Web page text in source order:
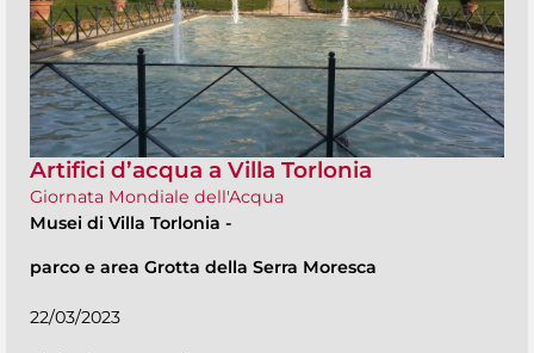
Artifici d’acqua a Villa Torlonia
Giornata Mondiale dell'Acqua
Musei di Villa Torlonia -
parco e area Grotta della Serra Moresca
22/03/2023